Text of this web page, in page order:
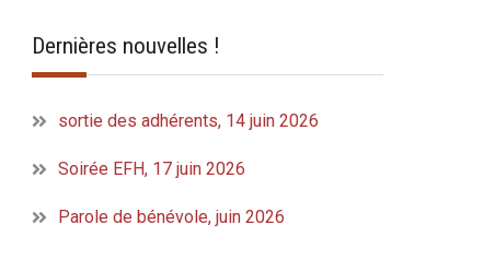
Dernières nouvelles !
sortie des adhérents, 14 juin 2026
Soirée EFH, 17 juin 2026
Parole de bénévole, juin 2026